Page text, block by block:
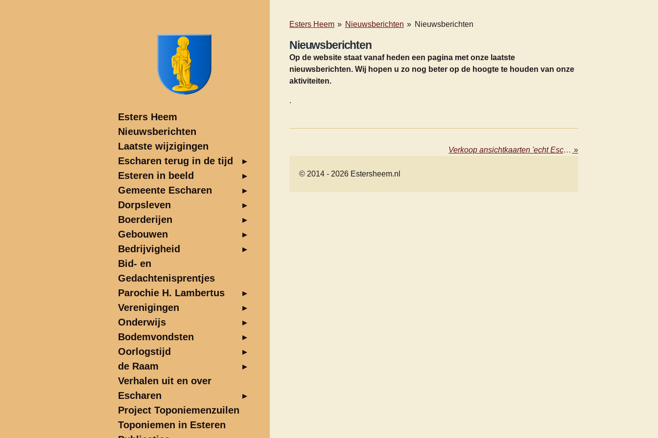
Esters Heem » Nieuwsberichten » Nieuwsberichten
Nieuwsberichten
Op de website staat vanaf heden een pagina met onze laatste
nieuwsberichten. Wij hopen u zo nog beter op de hoogte te houden van onze
aktiviteiten.
.
Verkoop ansichtkaarten 'echt Escharen'. »
© 2014 - 2026 Estersheem.nl
Esters Heem
Nieuwsberichten
Laatste wijzigingen
Escharen terug in de tijd
Esteren in beeld
Gemeente Escharen
Dorpsleven
Boerderijen
Gebouwen
Bedrijvigheid
Bid- en
Gedachtenisprentjes
Parochie H. Lambertus
Verenigingen
Onderwijs
Bodemvondsten
Oorlogstijd
de Raam
Verhalen uit en over
Escharen
Project Toponiemenzuilen
Toponiemen in Esteren